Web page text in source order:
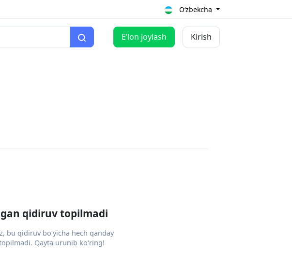
O‘zbekcha
Eʼlon joylash Kirish
qidiruv topilmadi
bu qidiruv bo‘yicha hech qanday
Qayta urunib ko‘ring!